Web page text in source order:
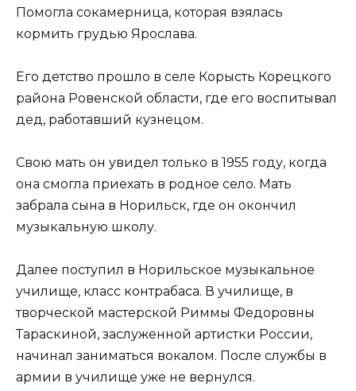
Помогла сокамерница, которая взялась
кормить грудью Ярослава.
Его детство прошло в селе Корысть Корецкого
района Ровенской области, где его воспитывал
дед, работавший кузнецом.
Свою мать он увидел только в 1955 году, когда
она смогла приехать в родное село. Мать
забрала сына в Норильск, где он окончил
музыкальную школу.
Далее поступил в Норильское музыкальное
училище, класс контрабаса. В училище, в
творческой мастерской Риммы Федоровны
Тараскиной, заслуженной артистки России,
начинал заниматься вокалом. После службы в
армии в училище уже не вернулся.